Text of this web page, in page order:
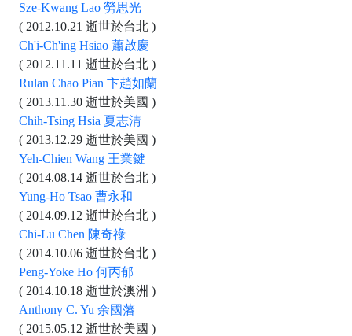
Sze-Kwang Lao 勞思光
( 2012.10.21 逝世於台北 )
Ch'i-Ch'ing Hsiao 蕭啟慶
( 2012.11.11 逝世於台北 )
Rulan Chao Pian 卞趙如蘭
( 2013.11.30 逝世於美國 )
Chih-Tsing Hsia 夏志清
( 2013.12.29 逝世於美國 )
Yeh-Chien Wang 王業鍵
( 2014.08.14 逝世於台北 )
Yung-Ho Tsao 曹永和
( 2014.09.12 逝世於台北 )
Chi-Lu Chen 陳奇祿
( 2014.10.06 逝世於台北 )
Peng-Yoke Ho 何丙郁
( 2014.10.18 逝世於澳洲 )
Anthony C. Yu 余國藩
( 2015.05.12 逝世於美國 )